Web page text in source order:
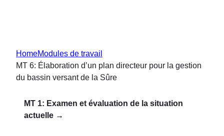
HomeModules de travail
MT 6: Élaboration d’un plan directeur pour la gestion
du bassin versant de la Sûre
MT 1: Examen et évaluation de la situation
actuelle →